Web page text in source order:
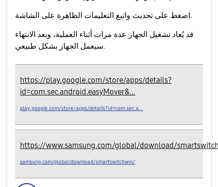
اضغط على تحديث واتبع التعليمات الظاهرة على الشاشة.
قد يُعاد تشغيل الجهاز عدة مرات أثناء العملية، وبعد الانتهاء
سيعمل الجهاز بشكل طبيعي.
https://play.google.com/store/apps/details?
id=com.sec.android.easyMover&...
play.google.com/store/apps/details?id=com.sec.a...
https://www.samsung.com/global/download/
samsung.com/global/download/smartswitchwin/